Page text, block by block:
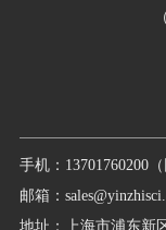
手机：13701760200（
邮箱：
地址：上海市浦东新